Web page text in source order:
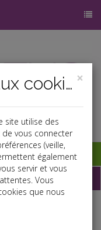
×
Politique relative aux cookies
site utilise des
vous connecter
(veille,
également
servir et vous
Vous
que nous